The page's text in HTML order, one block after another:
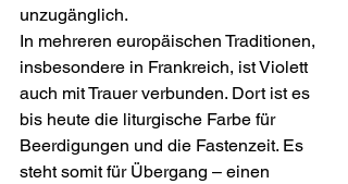
unzugänglich.
In mehreren europäischen Traditionen,
insbesondere in Frankreich, ist Violett
auch mit Trauer verbunden. Dort ist es
bis heute die liturgische Farbe für
Beerdigungen und die Fastenzeit. Es
steht somit für Übergang – einen